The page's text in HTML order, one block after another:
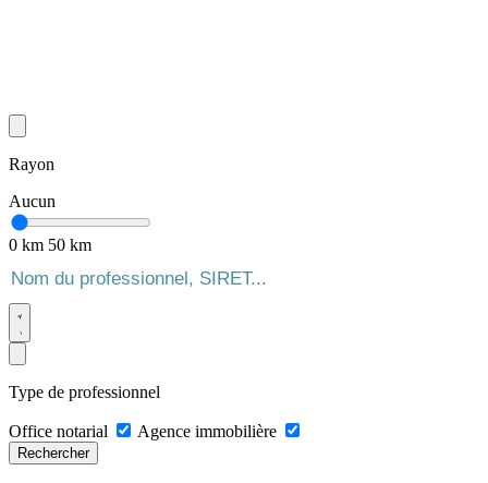
Rayon
Aucun
0 km 50 km
Type de professionnel
Office notarial Agence immobilière
Rechercher